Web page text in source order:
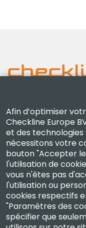
Checkline Europe
de l'étalonnage, de
d'instruments de
Entreprise
Afin d’optimiser
Checkline Europe
et des technologies
nécessitons votre
bouton "Accepter
l'utilisation de
vous n'êtes pas
l'utilisation ou
cookies respectifs
"Paramètres des
spécifier que